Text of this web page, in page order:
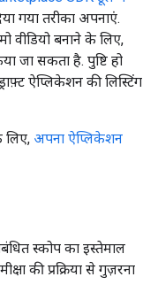
गया तरीका अपनाएं.
वीडियो बनाने के लिए,
जा सकता है. पुष्टि हो
ऐप्लिकेशन की लिस्टिंग
लिए, अपना ऐप्लिकेशन
स्कोप का इस्तेमाल
की प्रक्रिया से गुज़रना